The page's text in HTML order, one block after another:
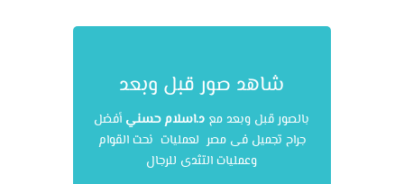
شاهد صور قبل وبعد
بالصور قبل وبعد مع د.اسلام حسني أفضل
جراح تجميل فى مصر لعمليات نحت القوام
وعمليات التثدى للرجال